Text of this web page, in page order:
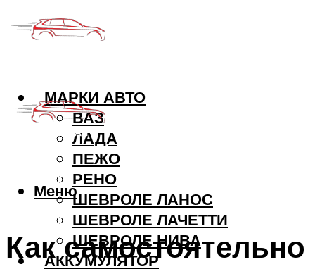
МАРКИ АВТО
ВАЗ
ЛАДА
ПЕЖО
РЕНО
ШЕВРОЛЕ ЛАНОС
ШЕВРОЛЕ ЛАЧЕТТИ
ШЕВРОЛЕ НИВА
АККУМУЛЯТОР
Меню
Как самостоятельно